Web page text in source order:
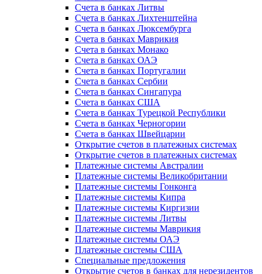
Счета в банках Литвы
Счета в банках Лихтенштейна
Счета в банках Люксембурга
Счета в банках Маврикия
Счета в банках Монако
Счета в банках ОАЭ
Счета в банках Португалии
Счета в банках Сербии
Счета в банках Сингапура
Счета в банках США
Счета в банках Турецкой Республики
Счета в банках Черногории
Счета в банках Швейцарии
Открытие счетов в платежных системах
Открытие счетов в платежных системах
Платежные системы Австралии
Платежные системы Великобритании
Платежные системы Гонконга
Платежные системы Кипра
Платежные системы Киргизии
Платежные системы Литвы
Платежные системы Маврикия
Платежные системы ОАЭ
Платежные системы США
Специальные предложения
Открытие счетов в банках для нерезидентов